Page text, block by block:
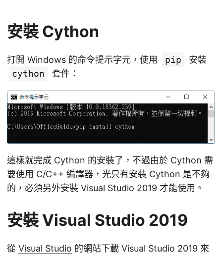
安裝 Cython
打開 Windows 的命令提示字元，使用 pip
安裝
cython
套件：
這樣就完成 Cython 的安裝了，不過由於 Cython 需
要使用 C/C++ 編譯器，光只有安裝 Cython 是不夠
的，必須另外安裝 Visual Studio 2019 才能使用。
安裝 Visual Studio 2019
從 Visual Studio 的網站下載 Visual Studio 2019 來